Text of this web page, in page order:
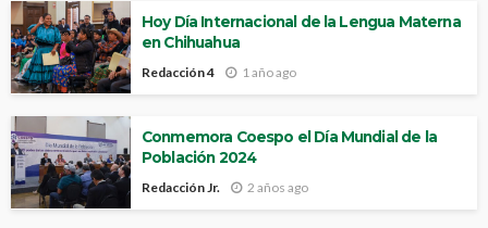
Hoy Día Internacional de la Lengua Materna
en Chihuahua
Redacción 4 1 año ago
Conmemora Coespo el Día Mundial de la
Población 2024
Redacción Jr. 2 años ago